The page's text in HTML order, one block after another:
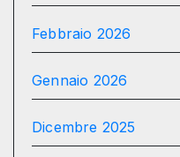
Febbraio 2026
Gennaio 2026
Dicembre 2025